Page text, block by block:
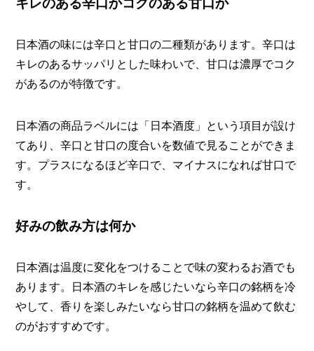
日本酒の味には辛口と甘口の二種類があります。辛口は
キレのあるサッパリとした味わいで、甘口は濃厚でコク
があるのが特徴です。
日本酒の商品ラベルには「日本酒度」という項目が設け
てあり、辛口と甘口の度合いを数値で見ることができま
す。プラスになるほど辛口で、マイナスになれば甘口で
す。
好みの飲み方は何か
日本酒は温度に変化をつけることで味の変わるお酒でも
あります。日本酒のキレを感じたいなら辛口の銘柄を冷
やして、香りを楽しみたいなら甘口の銘柄を温めて飲む
のがおすすめです。